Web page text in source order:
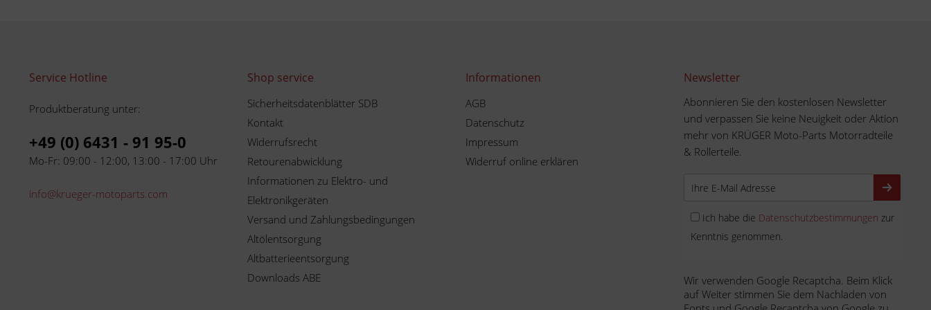
Service Hotline
Produktberatung unter:
+49 (0) 6431 - 91 95-0
Mo-Fr: 09:00 - 12:00, 13:00 - 17:00 Uhr
info@krueger-motoparts.com
Shop service
Sicherheitsdatenblätter SDB
Kontakt
Widerrufsrecht
Retourenabwicklung
Informationen zu Elektro- und
Elektronikgeräten
Versand und Zahlungsbedingungen
Altölentsorgung
Altbatterieentsorgung
Downloads ABE
Informationen
AGB
Datenschutz
Impressum
Widerruf online erklären
Newsletter
Abonnieren Sie den kostenlosen Newsletter
und verpassen Sie keine Neuigkeit oder Aktion
mehr von KRÜGER Moto-Parts Motorradteile
& Rollerteile.
Ich habe die Datenschutzbestimmungen zur
Kenntnis genommen.
Wir verwenden Google Recaptcha. Beim Klick
auf Weiter stimmen Sie dem Nachladen von